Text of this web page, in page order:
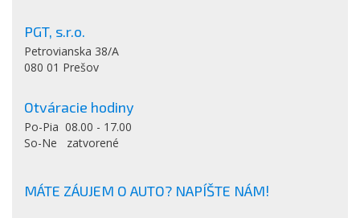
PGT, s.r.o.
Petrovianska 38/A
080 01 Prešov
Otváracie hodiny
Po-Pia 08.00 - 17.00
So-Ne zatvorené
MÁTE ZÁUJEM O AUTO? NAPÍŠTE NÁM!